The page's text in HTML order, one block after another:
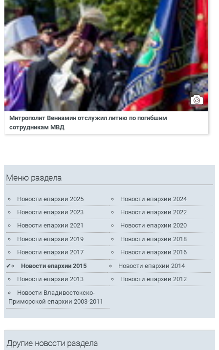
Митрополит Вениамин отслужил литию по погибшим
сотрудникам МВД
Меню раздела
Новости епархии 2025
Новости епархии 2024
Новости епархии 2023
Новости епархии 2022
Новости епархии 2021
Новости епархии 2020
Новости епархии 2019
Новости епархии 2018
Новости епархии 2017
Новости епархии 2016
Новости епархии 2015
Новости епархии 2014
Новости епархии 2013
Новости епархии 2012
Новости Владивостокско-
Приморской епархии 2003-2011
Другие новости раздела